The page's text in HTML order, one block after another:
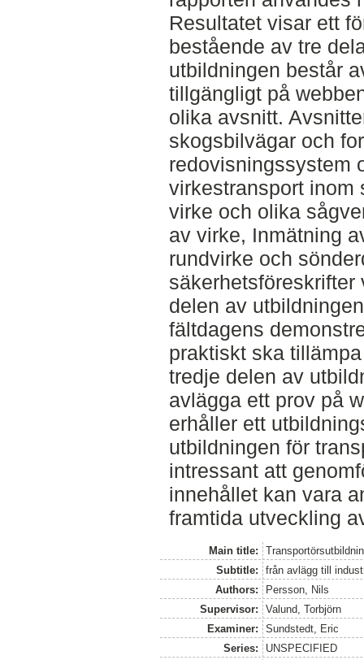
Resultatet visar ett
bestående av tre
utbildningen består
tillgängligt på
olika avsnitt.
skogsbilvägar och
redovisningssystem
virkestransport inom
virke och olika
av virke, Inmätning
rundvirke och
delen av
fältdagens
praktiskt ska
tredje delen av
avlägga ett prov på
erhåller ett
utbildningen för
intressant att
innehållet kan vara
framtida utveckling
Main title:
Subtitle:
från avlägg till
Authors:
Persson, Nils
Supervisor:
Valund, Torbjörn
Examiner:
Sundstedt, Eric
Series:
UNSPECIFIED